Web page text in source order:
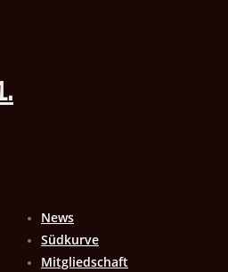
News
Südkurve
Mitgliedschaft